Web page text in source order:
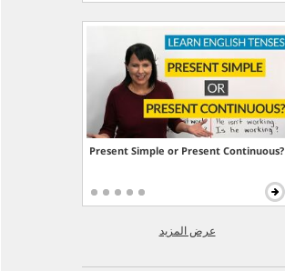
Present Simple or Present Continuous?
عرض المزيد